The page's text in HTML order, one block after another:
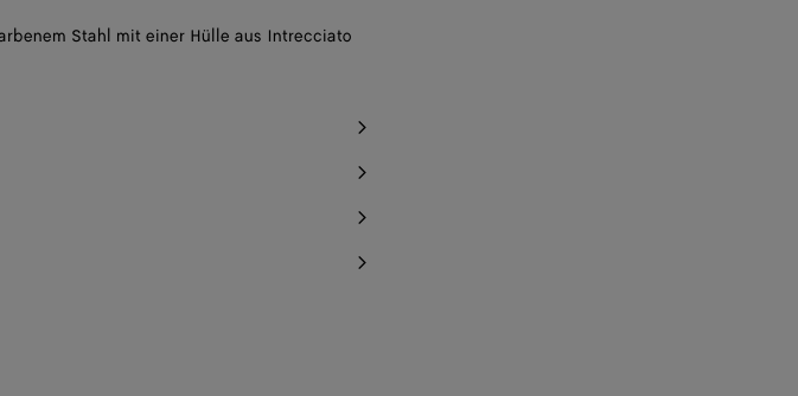
Stahl mit einer Hülle aus Intrecciato